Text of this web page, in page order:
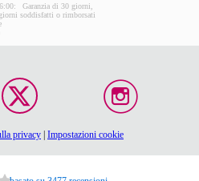
Garanzia di 30 giorni,
soddisfatti o rimborsati
privacy | Impostazioni cookie